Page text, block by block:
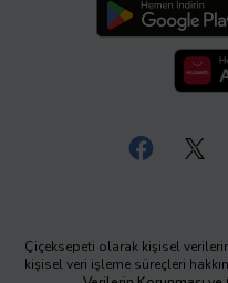
Çiçeksepeti olarak kişisel
kişisel veri işleme süreçleri